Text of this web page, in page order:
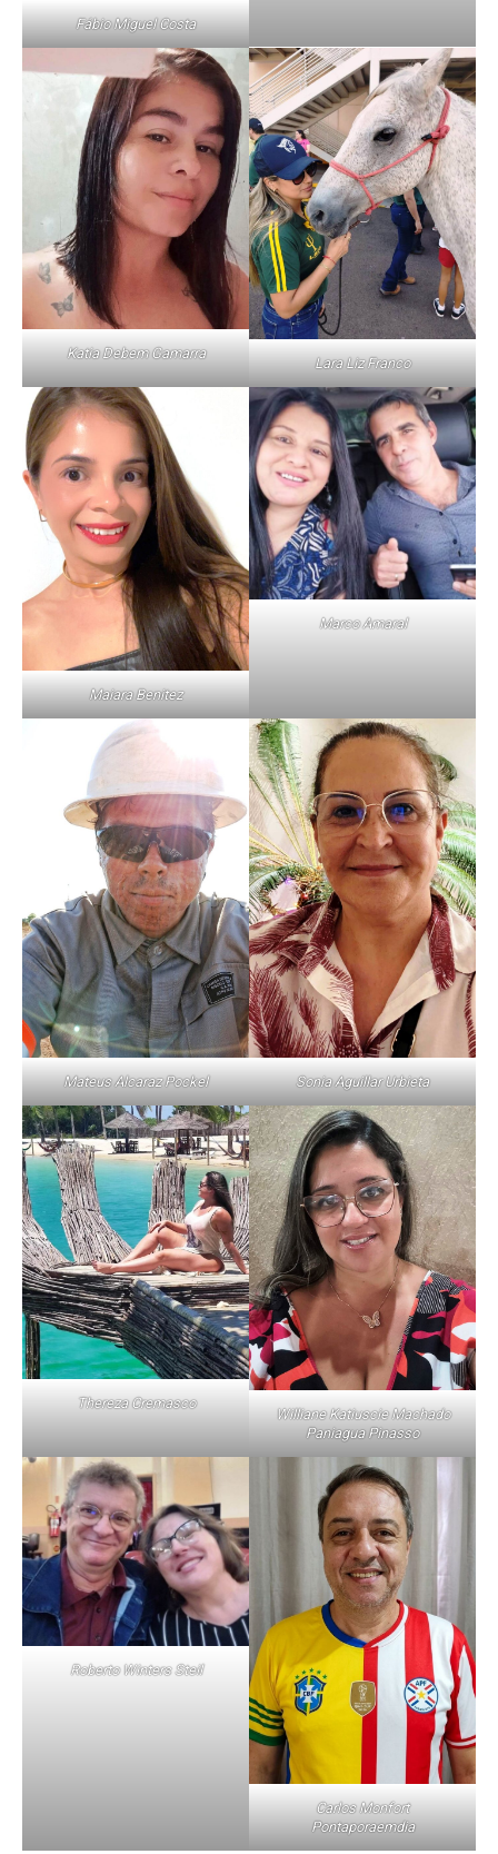
Fábio Miguel Costa
Katia Debem Gamarra
Lara Liz Franco
Maiara Benitez
Marco Amaral
Mateus Alcaraz Pockel Sonia Aguillar Urbieta
Thereza Cremasco
Williane Katiuscie Machado
Paniagua Pinasso
Roberto Winters Steil
Carlos Monfort
Pontaporaemdia